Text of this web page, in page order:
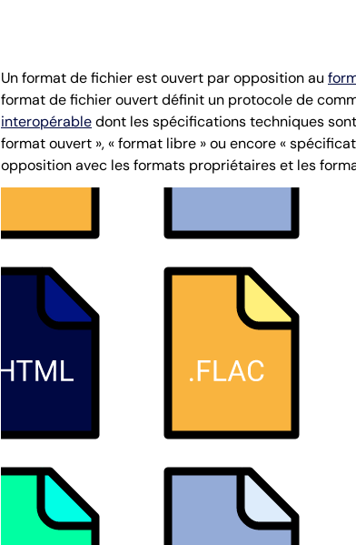
Un format de fichier est ouvert par opposition au
format de fichier ouvert définit un protocole de
interopérabledont les spécifications techniques
format ouvert », « format libre » ou encore «
opposition avec les formats propriétaires et les